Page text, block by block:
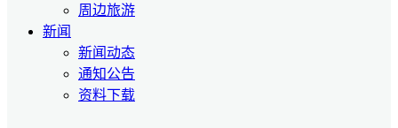
周边旅游
新闻
新闻动态
通知公告
资料下载